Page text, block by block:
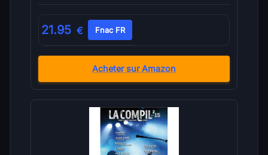
21.95 € Fnac FR
Acheter sur Amazon